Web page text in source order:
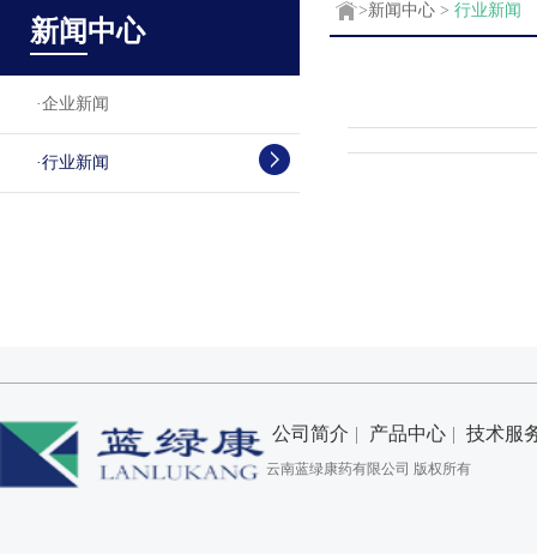
新闻中心
·企业新闻
·行业新闻
>新闻中心 > 行业新闻
公司简介 | 产品中心 | 技术服
云南蓝绿康药有限公司 版权所有